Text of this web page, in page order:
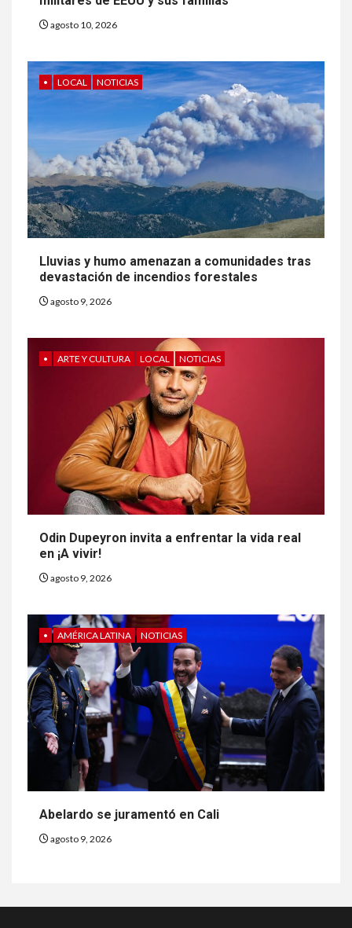
agosto 10, 2026
• LOCAL NOTICIAS
Lluvias y humo amenazan a comunidades tras
devastación de incendios forestales
agosto 9, 2026
• ARTE Y CULTURA LOCAL NOTICIAS
Odin Dupeyron invita a enfrentar la vida real
en ¡A vivir!
agosto 9, 2026
• AMÉRICA LATINA NOTICIAS
Abelardo se juramentó en Cali
agosto 9, 2026